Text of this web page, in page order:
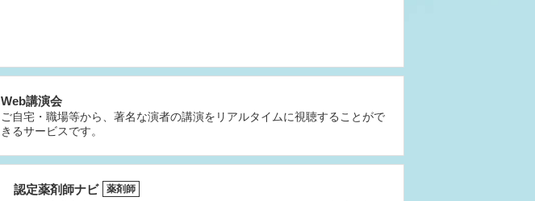
Web講演会
ご自宅・職場等から、著名な演者の講演をリアルタイムに視聴することがで
きるサービスです。
認定薬剤師ナビ 薬剤師